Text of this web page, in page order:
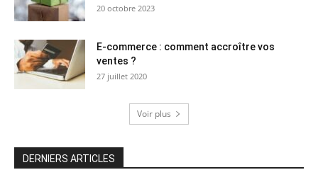
20 octobre 2023
E-commerce : comment accroître vos
ventes ?
27 juillet 2020
Voir plus
DERNIERS ARTICLES